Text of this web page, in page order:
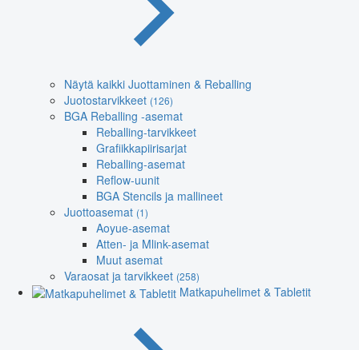
Näytä kaikki Juottaminen & Reballing
Juotostarvikkeet (126)
BGA Reballing -asemat
Reballing-tarvikkeet
Grafiikkapiirisarjat
Reballing-asemat
Reflow-uunit
BGA Stencils ja mallineet
Juottoasemat (1)
Aoyue-asemat
Atten- ja Mlink-asemat
Muut asemat
Varaosat ja tarvikkeet (258)
Matkapuhelimet & Tabletit